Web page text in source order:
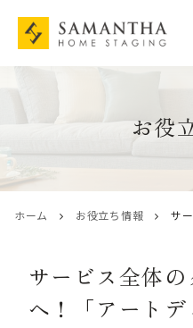
お役
ホーム お役立ち情報 サービス全体
サービス全体
へ！「アート